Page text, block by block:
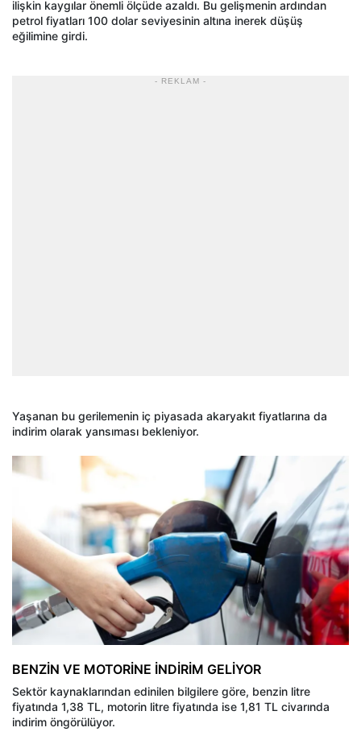
ilişkin kaygılar önemli ölçüde azaldı. Bu gelişmenin ardından
petrol fiyatları 100 dolar seviyesinin altına inerek düşüş
eğilimine girdi.
- REKLAM -
Yaşanan bu gerilemenin iç piyasada akaryakıt fiyatlarına da
indirim olarak yansıması bekleniyor.
BENZİN VE MOTORİNE İNDİRİM GELİYOR
Sektör kaynaklarından edinilen bilgilere göre, benzin litre
fiyatında 1,38 TL, motorin litre fiyatında ise 1,81 TL civarında
indirim öngörülüyor.